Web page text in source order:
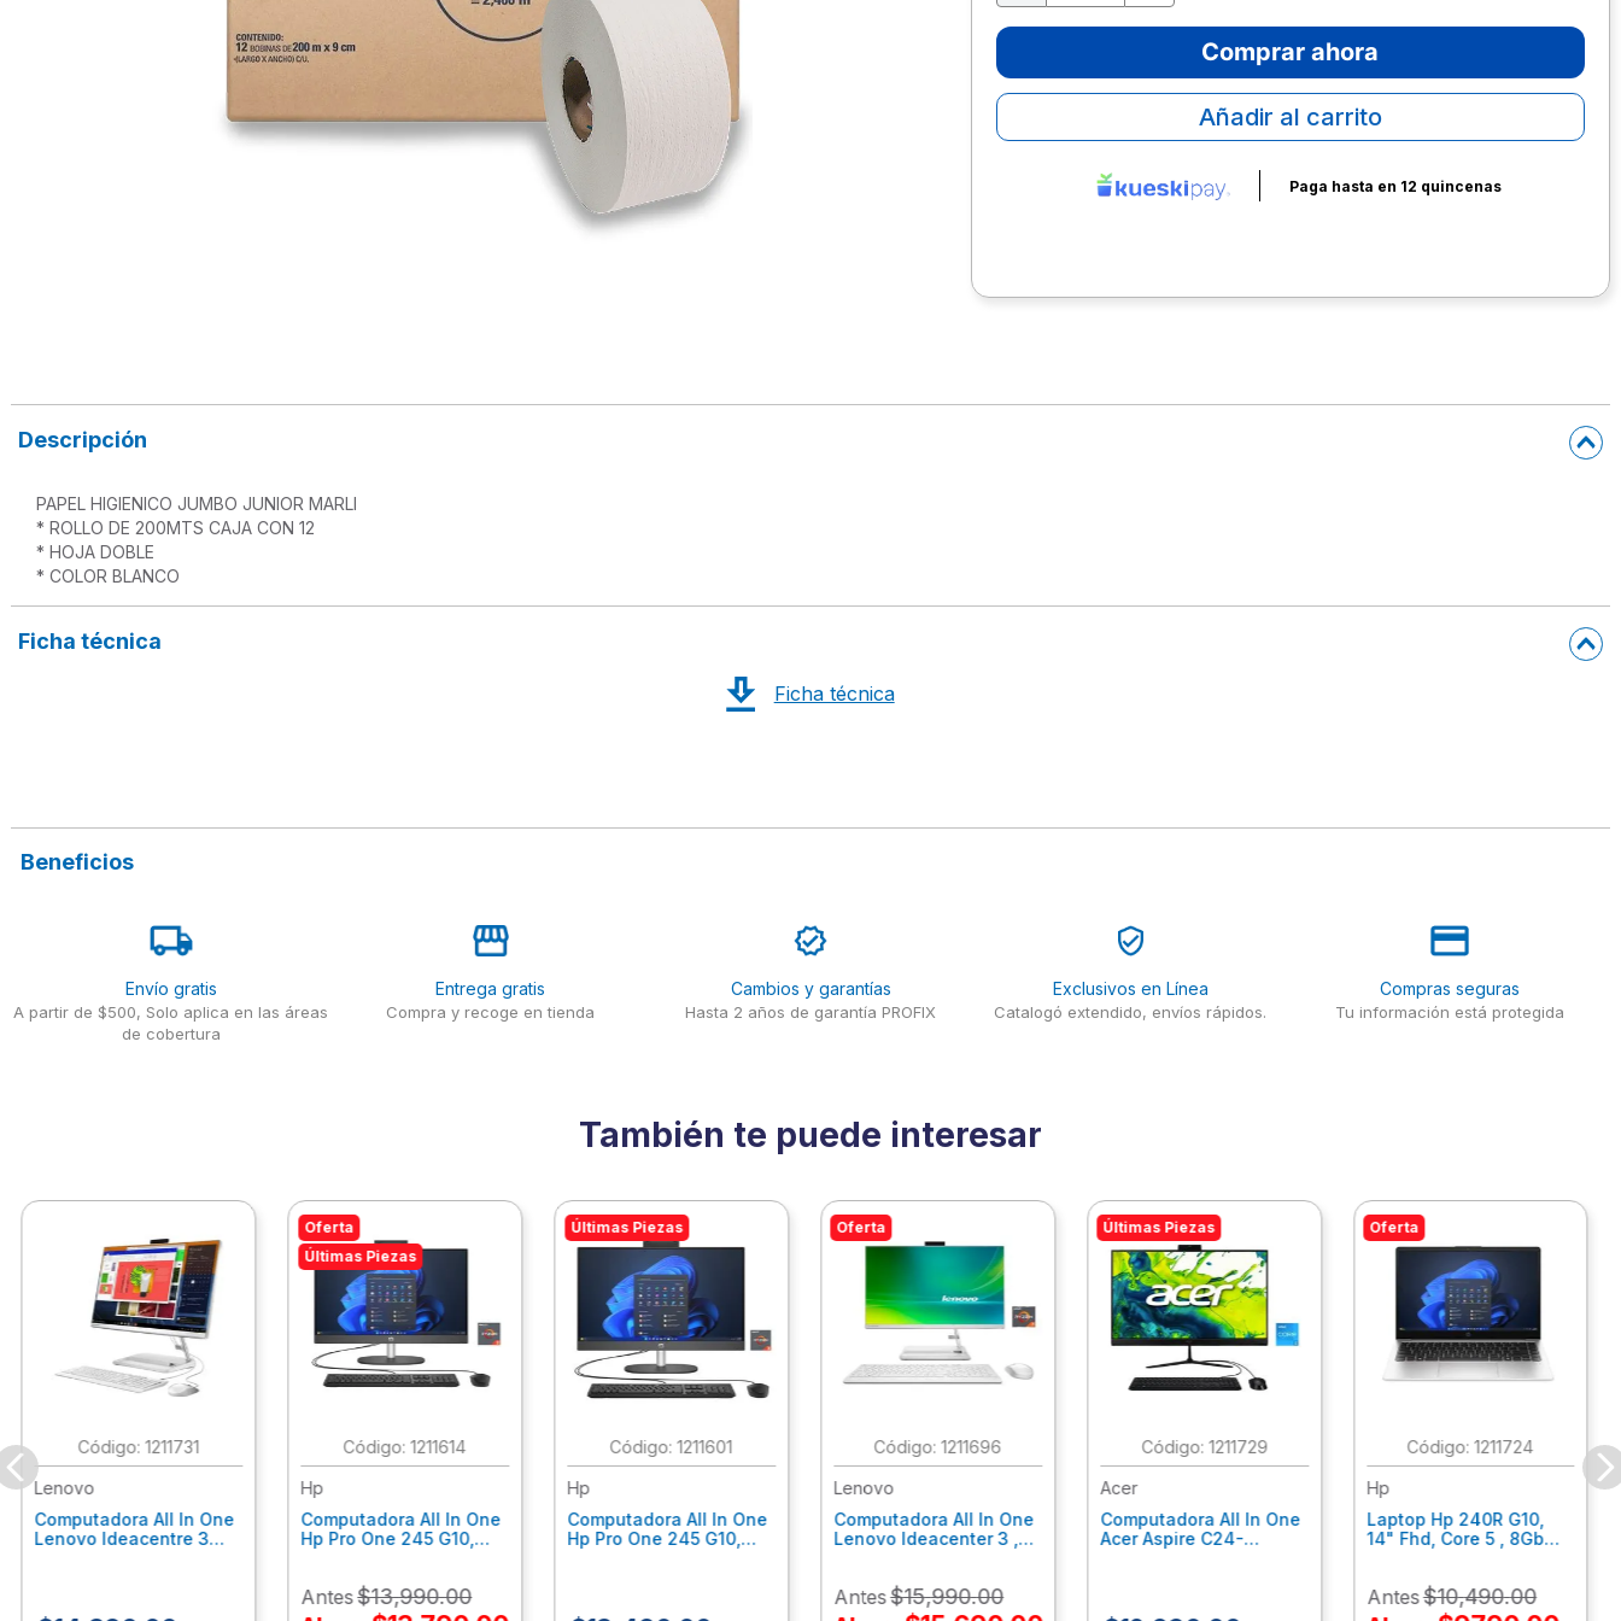
Comprar ahora
Añadir al carrito
Paga hasta en 12 quincenas
Descripción
PAPEL HIGIENICO JUMBO JUNIOR MARLI
* ROLLO DE 200MTS CAJA CON 12
* HOJA DOBLE
Ficha técnica
Ficha técnica
Beneficios
Envío gratis
A partir de $500, Solo aplica en las áreas
de cobertura
Entrega gratis
Compra y recoge en tienda
Cambios y garantías
Hasta 2 años de garantía PROFIX
Exclusivos en Línea
Catalogó extendido, envíos rápidos.
Compras seguras
Tu información está protegida
También te puede interesar
:1211731
Lenovo
Computadora All In One
Lenovo Ideacentre 3
F0G1014Ald
Oferta
Últimas Piezas
:1211614
Hp
Computadora All In One
Hp Pro One 245 G10,
Fhd, Win11Home
9P7K6La
Antes$13,990.00
Últimas Piezas
:1211601
Hp
Computadora All In One
Hp Pro One 245 G10,
9P7K5La
Oferta
:1211696
Lenovo
Computadora All In One
Lenovo Ideacenter 3 ,
Fhd, Win11 Home
F0G1014Nld
Antes$15,990.00
Últimas Piezas
: 1211729
Acer
Computadora All In One
Acer Aspire C24-
Dq.Bmjal.002
Oferta
:1211724
Hp
Laptop Hp 240R G10,
14" Fhd, Core 5 , 8Gb
Antes$10,490.00
escolar